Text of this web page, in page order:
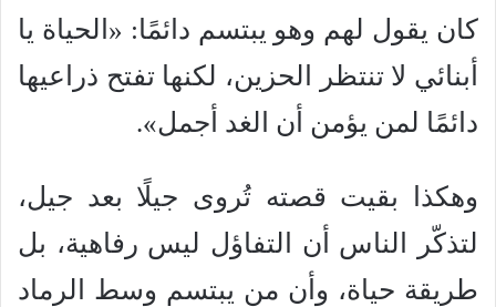
كان يقول لهم وهو يبتسم دائمًا: «الحياة يا
أبنائي لا تنتظر الحزين، لكنها تفتح ذراعيها
دائمًا لمن يؤمن أن الغد أجمل».
وهكذا بقيت قصته تُروى جيلًا بعد جيل،
لتذكّر الناس أن التفاؤل ليس رفاهية، بل
طريقة حياة، وأن من يبتسم وسط الرماد